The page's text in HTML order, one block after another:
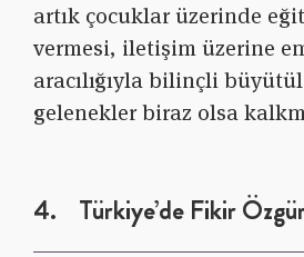
artık çocuklar üzerinde
vermesi, iletişim üzerine
aracılığıyla bilinçli
gelenekler biraz olsa
4. Türkiye’de Fikir